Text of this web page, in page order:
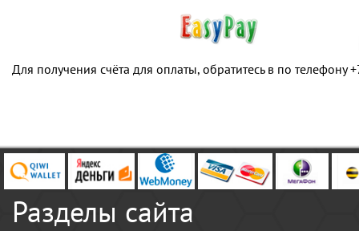
Для получения счёта для оплаты, обратитесь в по телефону
Разделы сайта